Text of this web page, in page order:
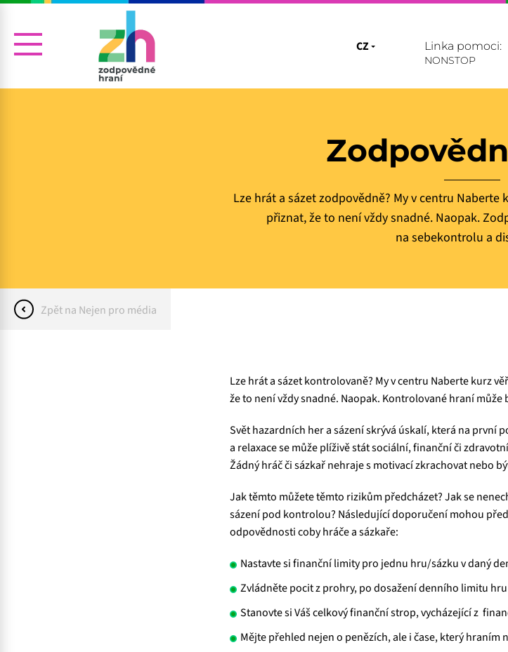
CZ
CZ Linka pomoci:
NONSTOP
Lze hrát a sázet zodpovědně? My v centru
přiznat, že to není vždy snadné. Naopak.
na sebekontrolu a
Zpět na Nejen pro média
Lze hrát a sázet kontrolovaně? My v centru Naberte kurz
že to není vždy snadné. Naopak. Kontrolované hraní
Svět hazardních her a sázení skrývá úskalí, která na první
a relaxace se může plíživě stát sociální, finanční či
Žádný hráč či sázkař nehraje s motivací zkrachovat nebo
Jak těmto můžete těmto rizikům předcházet? Jak se
sázení pod kontrolou? Následující doporučení mohou
odpovědnosti coby hráče a sázkaře:
Nastavte si finanční limity pro jednu hru/sázku v daný
Zvládněte pocit z prohry, po dosažení denního limitu
Stanovte si Váš celkový finanční strop, vycházející z
Mějte přehled nejen o penězích, ale i čase, který hraním